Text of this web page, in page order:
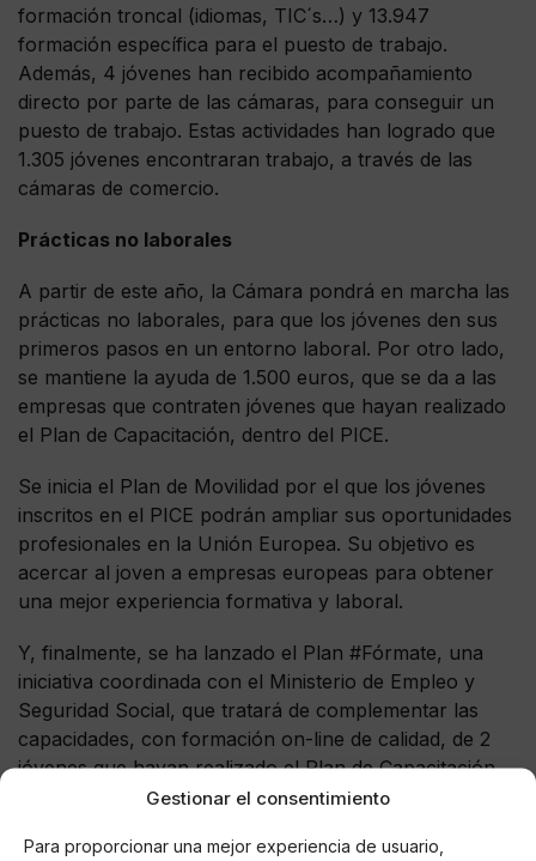
Gestionar el consentimiento
Para proporcionar una mejor experiencia de usuario,
formación troncal (idiomas, TIC´s…) y 13.947
formación específica para el puesto de trabajo.
Además, 4 jóvenes han recibido acompañamiento
directo por parte de las cámaras, para conseguir un
puesto de trabajo. Estas actividades han logrado que
1.305 jóvenes encontraran trabajo, a través de las
cámaras de comercio.
Prácticas no laborales
A partir de este año, la Cámara pondrá en marcha las
prácticas no laborales, para que los jóvenes den sus
primeros pasos en un entorno laboral. Por otro lado,
se mantiene la ayuda de 1.500 euros, que se da a las
empresas que contraten jóvenes que hayan realizado
el Plan de Capacitación, dentro del PICE.
Se inicia el Plan de Movilidad por el que los jóvenes
inscritos en el PICE podrán ampliar sus oportunidades
profesionales en la Unión Europea. Su objetivo es
acercar al joven a empresas europeas para obtener
una mejor experiencia formativa y laboral.
Y, finalmente, se ha lanzado el Plan #Fórmate, una
iniciativa coordinada con el Ministerio de Empleo y
Seguridad Social, que tratará de complementar las
capacidades, con formación on-line de calidad, de 2
jóvenes que hayan realizado el Plan de Capacitación.